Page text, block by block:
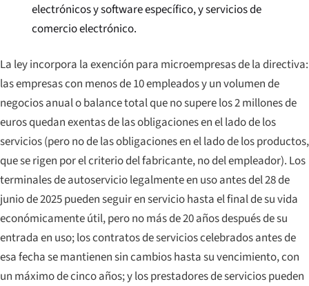
electrónicos y software específico, y servicios de
comercio electrónico.
La ley incorpora la exención para microempresas de la directiva:
las empresas con menos de 10 empleados y un volumen de
negocios anual o balance total que no supere los 2 millones de
euros quedan exentas de las obligaciones en el lado de los
servicios (pero no de las obligaciones en el lado de los productos,
que se rigen por el criterio del fabricante, no del empleador). Los
terminales de autoservicio legalmente en uso antes del 28 de
junio de 2025 pueden seguir en servicio hasta el final de su vida
económicamente útil, pero no más de 20 años después de su
entrada en uso; los contratos de servicios celebrados antes de
esa fecha se mantienen sin cambios hasta su vencimiento, con
un máximo de cinco años; y los prestadores de servicios pueden